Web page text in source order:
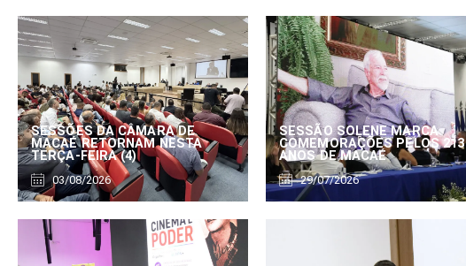
SESSÕES DA CÂMARA DE
MACAÉ RETORNAM NESTA
TERÇA-FEIRA (4)
03/08/2026
SESSÃO SOLENE MARCA
COMEMORAÇÕES PELOS 213
ANOS DE MACAÉ
29/07/2026